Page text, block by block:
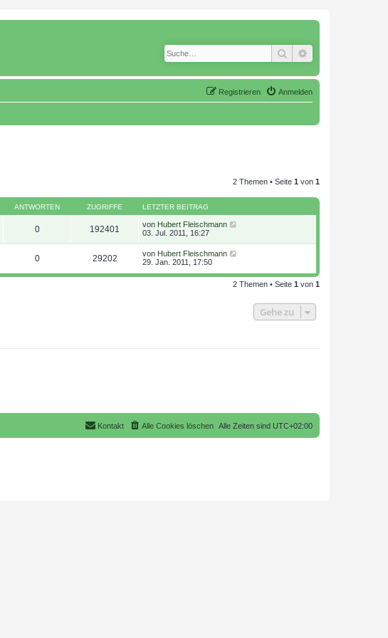
Suche
Anmelden
Registrieren
2 Themen • Seite 1 von 1
ANTWORTEN ZUGRIFFE LETZTER BEITRAG
0 192401 von Hubert Fleischmann
03. Jul. 2011, 16:27
0 29202 von Hubert Fleischmann
29. Jan. 2011, 17:50
2 Themen • Seite 1 von 1
Gehe zu
Alle Zeiten sind UTC+02:00
Alle Cookies löschen
Kontakt